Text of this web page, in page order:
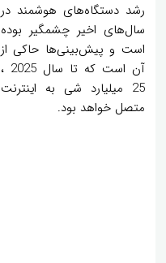
رشد دستگاه‌های هوشمند در
سال‌های اخیر چشمگیر بوده
است و پیش‌بینی‌ها حاکی از
آن است که تا سال 2025 ،
25 میلیارد شی به اینترنت
متصل خواهد بود.